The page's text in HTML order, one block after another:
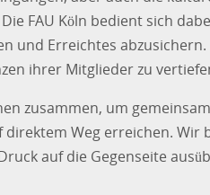
FAU Köln bedient sich
und Erreichtes
ihrer Mitglieder zu
zusammen, um
Weg erreichen.
auf die Gegenseite